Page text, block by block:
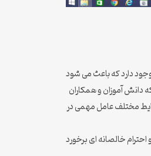
دارد که باعث می شود
دانش آموزان و همکاران
مختلف عامل مهمی در
خالصانه ای برخورد